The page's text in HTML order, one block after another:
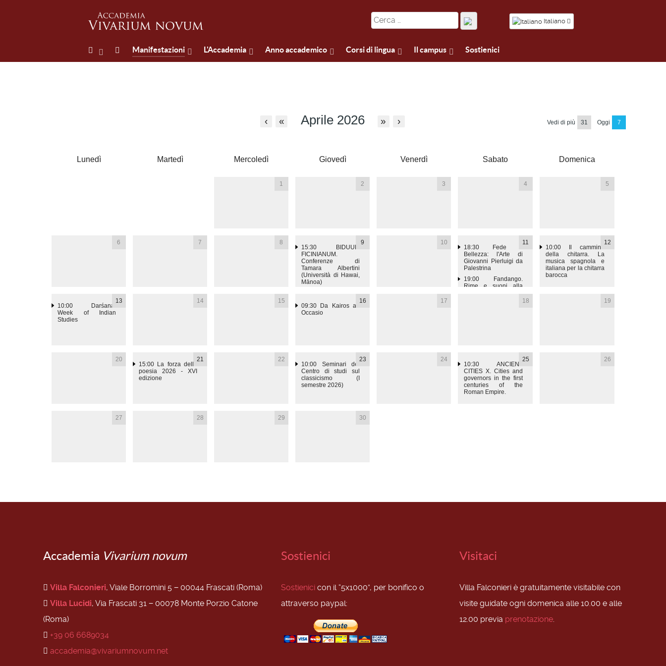
Italiano
Manifestazioni L'Accademia Anno accademico Corsi di lingua Il campus Sostienici
‹ « Aprile 2026 » › Vedi di più 31 Oggi 7
Lunedì Martedì Mercoledì Giovedì Venerdì Sabato Domenica
1 2 3 4 5
6 7 8 9
15:30
BIDUUM
FICINIANUM.
Conferenze di
Tamara Albertini
(Università di Hawai,
Mānoa)
10 11
18:30
Fede e
Bellezza: l'Arte di
Giovanni Pierluigi da
Palestrina
19:00
Fandango.
Rime e suoni alla
12
10:00
Il cammino
della chitarra. La
musica spagnola e
italiana per la chitarra
barocca
13
10:00
Darśana:
Week of Indian
Studies
14 15 16
09:30 Da Kairos ad
Occasio
17 18 19
20 21
15:00 La forza della
poesia 2026 - XVI
edizione
22 23
10:00
Seminari del
Centro di studi sul
classicismo (I
semestre 2026)
24 25
10:30
ANCIENT
CITIES X. Cities and
governors in the first
centuries of the
Roman Empire.
26
27 28 29 30
Accademia Vivarium novum
Villa Falconieri, Viale Borromini 5 − 00044 Frascati (Roma)
Villa Lucidi, Via Frascati 31 − 00078 Monte Porzio Catone
(Roma)
+39 06 6689034
accademia@vivariumnovum.net
Sostienici
Sostienici con il “5x1000”, per bonifico o
attraverso paypal:
Visitaci
Villa Falconieri è gratuitamente visitabile con
visite guidate ogni domenica alle 10.00 e alle
12.00 previa prenotazione.